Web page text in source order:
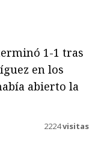
1-1 tras
en los
abierto la
2224visitas